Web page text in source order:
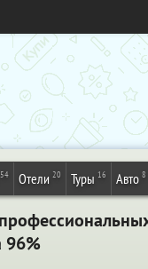
54 Отели 20 Туры 16 Авто 8
96%